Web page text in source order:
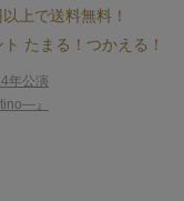
上で送料無料！
ト たまる！つかえる！
年公演
』